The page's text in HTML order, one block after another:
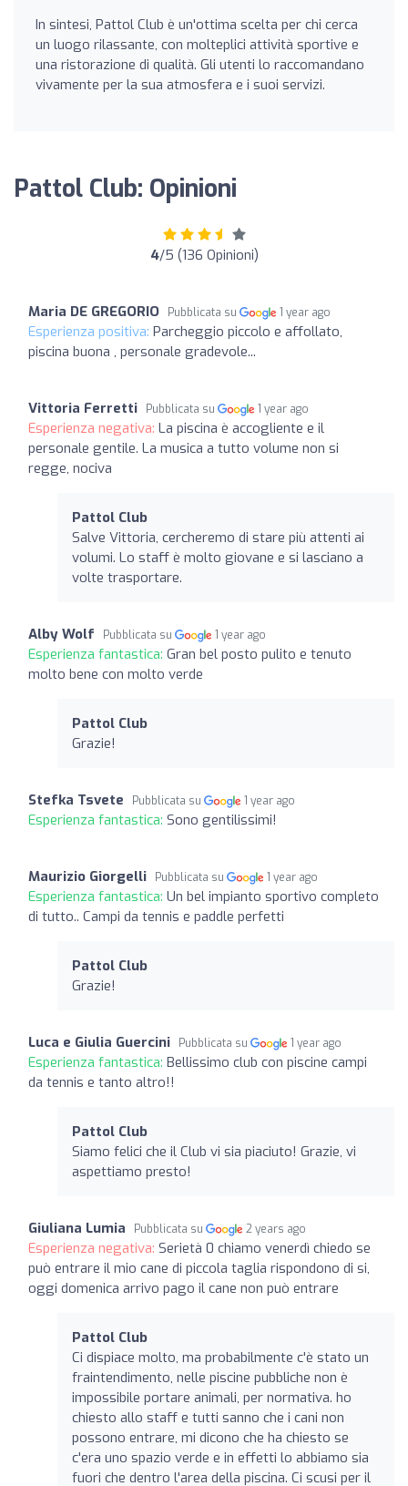
In sintesi, Pattol Club è un'ottima scelta per chi cerca
un luogo rilassante, con molteplici attività sportive e
una ristorazione di qualità. Gli utenti lo raccomandano
vivamente per la sua atmosfera e i suoi servizi.
Pattol Club: Opinioni
4/5 (136 Opinioni)
Maria DE GREGORIO Pubblicata su 1 year ago
Esperienza positiva: Parcheggio piccolo e affollato,
piscina buona , personale gradevole...
Vittoria Ferretti Pubblicata su 1 year ago
Esperienza negativa: La piscina è accogliente e il
personale gentile. La musica a tutto volume non si
regge, nociva
Pattol Club
Salve Vittoria, cercheremo di stare più attenti ai
volumi. Lo staff è molto giovane e si lasciano a
volte trasportare.
Alby Wolf Pubblicata su 1 year ago
Esperienza fantastica: Gran bel posto pulito e tenuto
molto bene con molto verde
Pattol Club
Grazie!
Stefka Tsvete Pubblicata su 1 year ago
Esperienza fantastica: Sono gentilissimi!
Maurizio Giorgelli Pubblicata su 1 year ago
Esperienza fantastica: Un bel impianto sportivo completo
di tutto.. Campi da tennis e paddle perfetti
Pattol Club
Grazie!
Luca e Giulia Guercini Pubblicata su 1 year ago
Esperienza fantastica: Bellissimo club con piscine campi
da tennis e tanto altro!!
Pattol Club
Siamo felici che il Club vi sia piaciuto! Grazie, vi
aspettiamo presto!
Giuliana Lumia Pubblicata su 2 years ago
Esperienza negativa: Serietà 0 chiamo venerdì chiedo se
può entrare il mio cane di piccola taglia rispondono di si,
oggi domenica arrivo pago il cane non può entrare
Pattol Club
Ci dispiace molto, ma probabilmente c'è stato un
fraintendimento, nelle piscine pubbliche non è
impossibile portare animali, per normativa. ho
chiesto allo staff e tutti sanno che i cani non
possono entrare, mi dicono che ha chiesto se
c'era uno spazio verde e in effetti lo abbiamo sia
fuori che dentro l'area della piscina. Ci scusi per il